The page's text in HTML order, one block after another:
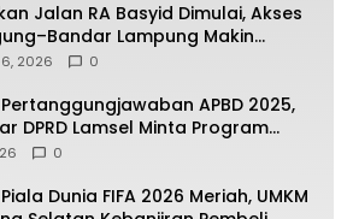
Jalan RA Basyid Dimulai, Akses
Lampung Makin
2026 0
APBD 2025,
DPRD Lamsel Minta Program
Tepat Sasaran
0
Dunia FIFA 2026 Meriah, UMKM